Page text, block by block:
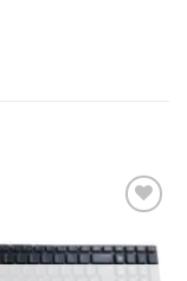
a la
lista de